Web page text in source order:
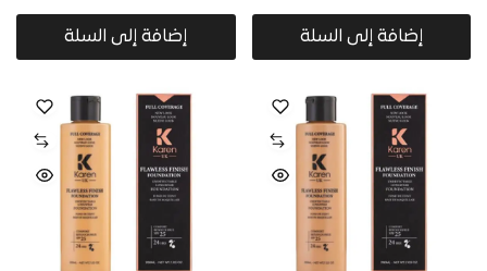
إضافة إلى السلة إضافة إلى السلة